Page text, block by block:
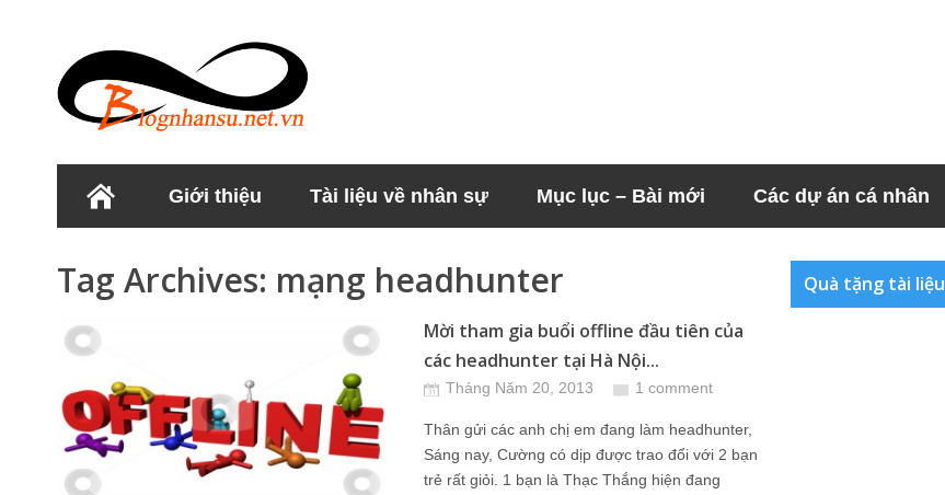
Giới thiệu Tài liệu về nhân sự Mục lục – Bài mới Các dự án cá nhân
Tag Archives: mạng headhunter
Mời tham gia buổi offline đầu tiên của
các headhunter tại Hà Nội...
Tháng Năm 20, 2013 1 comment
Thân gửi các anh chị em đang làm headhunter,
Sáng nay, Cường có dịp được trao đổi với 2 bạn
trẻ rất giỏi. 1 bạn là Thạc Thắng hiện đang
Quà tặng tài liệu